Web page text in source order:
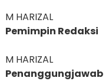
M HARIZAL
Pemimpin Redaksi
M HARIZAL
Penanggungjawab